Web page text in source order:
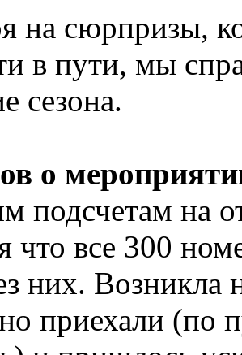
на сюрпризы,
в пути, мы
сезона.
о
подсчетам на
что все 300
них. Возникла
приехали (по